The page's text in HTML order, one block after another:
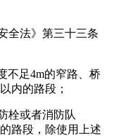
全法》第三十三条
不足4m的窄路、桥
内的路段；
栓或者消防队
路段，除使用上述